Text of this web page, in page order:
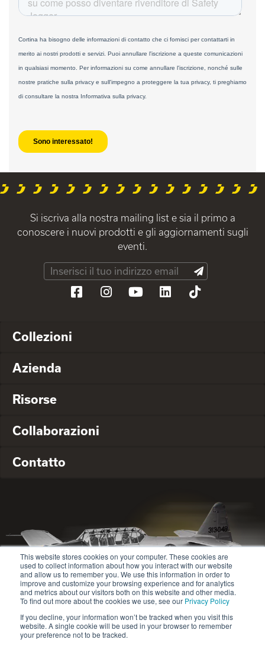
This website stores cookies on your computer. These cookies are
used to collect information about how you interact with our website
and allow us to remember you. We use this information in order to
improve and customize your browsing experience and for analytics
and metrics about our visitors both on this website and other media.
To find out more about the cookies we use, see our Privacy Policy
If you decline, your information won’t be tracked when you visit this
website. A single cookie will be used in your browser to remember
your preference not to be tracked.
Si iscriva alla nostra mailing list e sia il primo a
conoscere i nuovi prodotti e gli aggiornamenti sugli
eventi.
Collezioni
Azienda
Risorse
Collaborazioni
Contatto
© 2020-2024 Safety Jogger All rights reserved
Site map
Informativa sulla privacy